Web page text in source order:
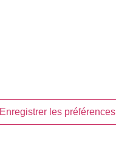
Enregistrer les préférences